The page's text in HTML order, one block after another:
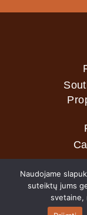
Naudojame
suteiktų jums
svetaine,